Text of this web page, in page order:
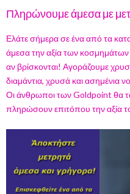
Πληρώνουμε άμεσα με
Ελάτε σήμερα σε ένα από τα
άμεσα την αξία των
αν βρίσκονται! Αγοράζουμε
διαμάντια, χρυσά και ασημένια
Οι άνθρωποι των Goldpoint θα
πληρώσουν επιτόπου την αξία